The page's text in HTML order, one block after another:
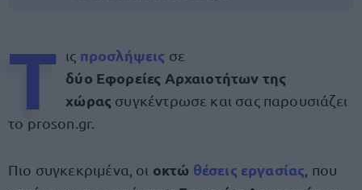
Τ ις προσλήψεις σε
δύο Εφορείες Αρχαιοτήτων της
χώρας συγκέντρωσε και σας παρουσιάζει
το proson.gr.
Πιο συγκεκριμένα, οι οκτώ θέσεις εργασίας , που